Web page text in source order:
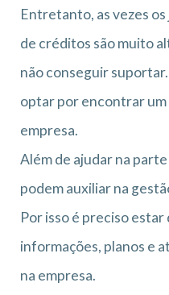
Entretanto, as vezes
de créditos são muito
não conseguir
optar por encontrar um
empresa.
Além de ajudar na
podem auxiliar na
Por isso é preciso
informações, planos e
na empresa.